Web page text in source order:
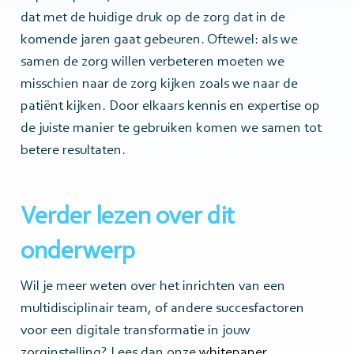
dat met de huidige druk op de zorg dat in de
komende jaren gaat gebeuren. Oftewel: als we
samen de zorg willen verbeteren moeten we
misschien naar de zorg kijken zoals we naar de
patiënt kijken. Door elkaars kennis en expertise op
de juiste manier te gebruiken komen we samen tot
betere resultaten.
Verder lezen over dit
onderwerp
Wil je meer weten over het inrichten van een
multidisciplinair team, of andere succesfactoren
voor een digitale transformatie in jouw